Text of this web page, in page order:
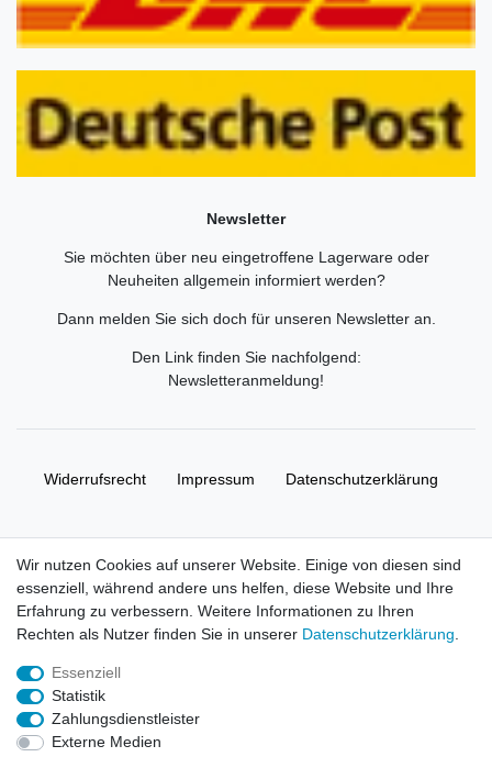
Newsletter
Sie möchten über neu eingetroffene Lagerware oder
Neuheiten allgemein informiert werden?
Dann melden Sie sich doch für unseren Newsletter an.
Den Link finden Sie nachfolgend:
Newsletteranmeldung!
Widerrufs­recht Impressum Daten­schutz­erklärung
© Copyright 2026 | Alle Rechte vorbehalten. HL-
Handelsgesellschaft mbH.
Alle Markennamen, Warenzeichen sowie sämtliche Produktbilder
und Beschreibungen sind Eigentum Ihrer rechtmäßigen
Eigentümer und dienen hier nur der Beschreibung.
Wir nutzen Cookies auf unserer Website. Einige von diesen sind
essenziell, während andere uns helfen, diese Website und Ihre
Erfahrung zu verbessern. Weitere Informationen zu Ihren
Rechten als Nutzer finden Sie in unserer Daten­schutz­erklärung
Essenziell
Statistik
Zahlungsdienstleister
Externe Medien